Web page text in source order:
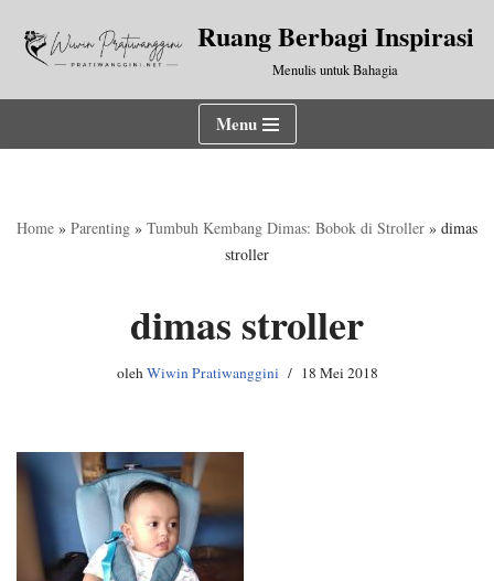
Lompat
Ruang Berbagi Inspirasi
Menulis untuk Bahagia
Menu
Home » Parenting » Tumbuh Kembang Dimas: Bobok di Stroller » dimas
stroller
dimas stroller
olehWiwin Pratiwanggini 18 Mei 2018